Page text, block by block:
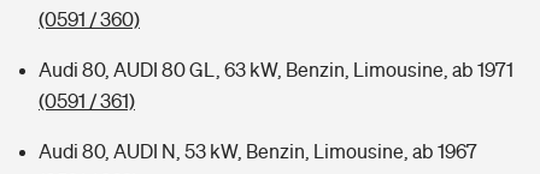
(0591 / 360)
Audi 80, AUDI 80 GL, 63 kW, Benzin, Limousine, ab 1971
(0591 / 361)
Audi 80, AUDI N, 53 kW, Benzin, Limousine, ab 1967